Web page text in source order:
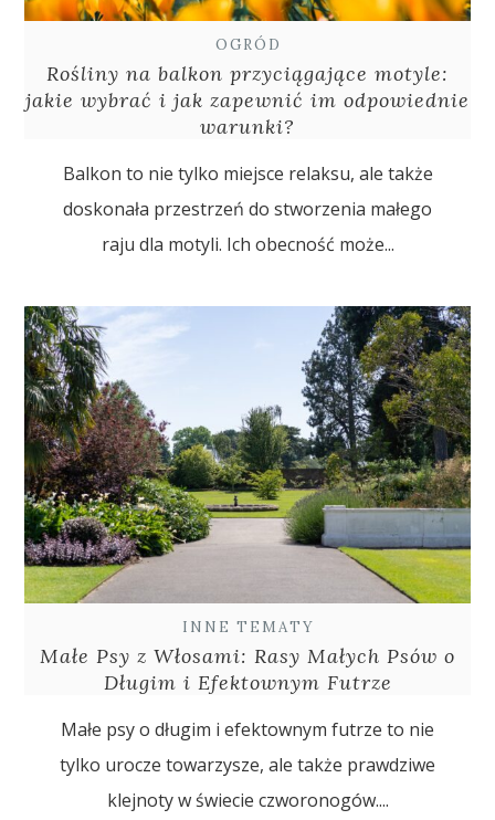
OGRÓD
Rośliny na balkon przyciągające motyle:
jakie wybrać i jak zapewnić im odpowiednie
warunki?
Balkon to nie tylko miejsce relaksu, ale także
doskonała przestrzeń do stworzenia małego
raju dla motyli. Ich obecność może...
INNE TEMATY
Małe Psy z Włosami: Rasy Małych Psów o
Długim i Efektownym Futrze
Małe psy o długim i efektownym futrze to nie
tylko urocze towarzysze, ale także prawdziwe
klejnoty w świecie czworonogów....